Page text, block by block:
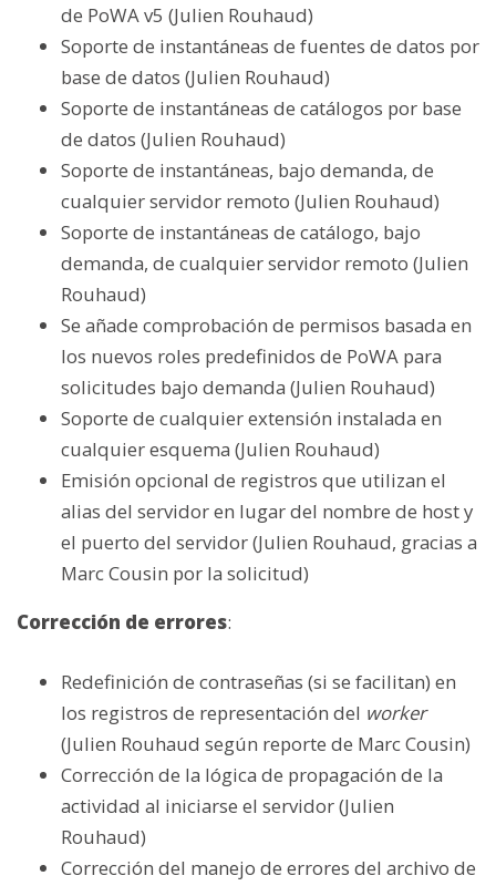
de PoWA v5 (Julien Rouhaud)
Soporte de instantáneas de fuentes de datos por
base de datos (Julien Rouhaud)
Soporte de instantáneas de catálogos por base
de datos (Julien Rouhaud)
Soporte de instantáneas, bajo demanda, de
cualquier servidor remoto (Julien Rouhaud)
Soporte de instantáneas de catálogo, bajo
demanda, de cualquier servidor remoto (Julien
Rouhaud)
Se añade comprobación de permisos basada en
los nuevos roles predefinidos de PoWA para
solicitudes bajo demanda (Julien Rouhaud)
Soporte de cualquier extensión instalada en
cualquier esquema (Julien Rouhaud)
Emisión opcional de registros que utilizan el
alias del servidor en lugar del nombre de host y
el puerto del servidor (Julien Rouhaud, gracias a
Marc Cousin por la solicitud)
Corrección de errores:
Redefinición de contraseñas (si se facilitan) en
los registros de representación del worker
(Julien Rouhaud según reporte de Marc Cousin)
Corrección de la lógica de propagación de la
actividad al iniciarse el servidor (Julien
Rouhaud)
Corrección del manejo de errores del archivo de